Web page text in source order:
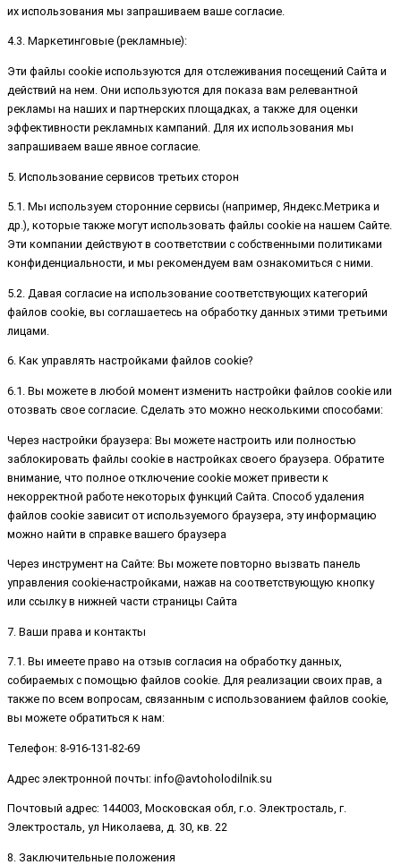
их использования мы запрашиваем ваше согласие.
4.3. Маркетинговые (рекламные):
Эти файлы cookie используются для отслеживания посещений Сайта и
действий на нем. Они используются для показа вам релевантной
рекламы на наших и партнерских площадках, а также для оценки
эффективности рекламных кампаний. Для их использования мы
запрашиваем ваше явное согласие.
5. Использование сервисов третьих сторон
5.1. Мы используем сторонние сервисы (например, Яндекс.Метрика и
др.), которые также могут использовать файлы cookie на нашем Сайте.
Эти компании действуют в соответствии с собственными политиками
конфиденциальности, и мы рекомендуем вам ознакомиться с ними.
5.2. Давая согласие на использование соответствующих категорий
файлов cookie, вы соглашаетесь на обработку данных этими третьими
лицами.
6. Как управлять настройками файлов cookie?
6.1. Вы можете в любой момент изменить настройки файлов cookie или
отозвать свое согласие. Сделать это можно несколькими способами:
Через настройки браузера: Вы можете настроить или полностью
заблокировать файлы cookie в настройках своего браузера. Обратите
внимание, что полное отключение cookie может привести к
некорректной работе некоторых функций Сайта. Способ удаления
файлов cookie зависит от используемого браузера, эту информацию
можно найти в справке вашего браузера
Через инструмент на Сайте: Вы можете повторно вызвать панель
управления cookie-настройками, нажав на соответствующую кнопку
или ссылку в нижней части страницы Сайта
7. Ваши права и контакты
7.1. Вы имеете право на отзыв согласия на обработку данных,
собираемых с помощью файлов cookie. Для реализации своих прав, а
также по всем вопросам, связанным с использованием файлов cookie,
вы можете обратиться к нам:
Телефон: 8-916-131-82-69
Адрес электронной почты: info@avtoholodilnik.su
Почтовый адрес: 144003, Московская обл, г.о. Электросталь, г.
Электросталь, ул Николаева, д. 30, кв. 22
8. Заключительные положения